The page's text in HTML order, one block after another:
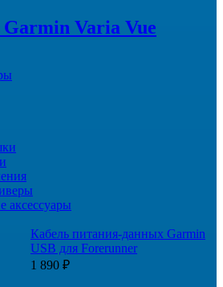
Varia Vue
аксессуары
Кабель питания-данных Garmin
USB для Forerunner
1 890 ₽